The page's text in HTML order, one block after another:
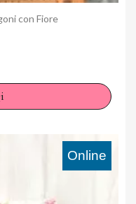
con Fiore
Online